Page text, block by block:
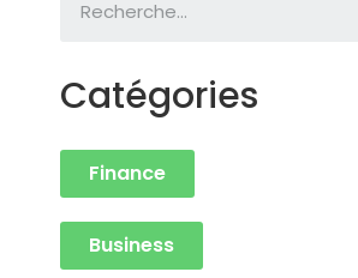
Catégories
Finance
Business